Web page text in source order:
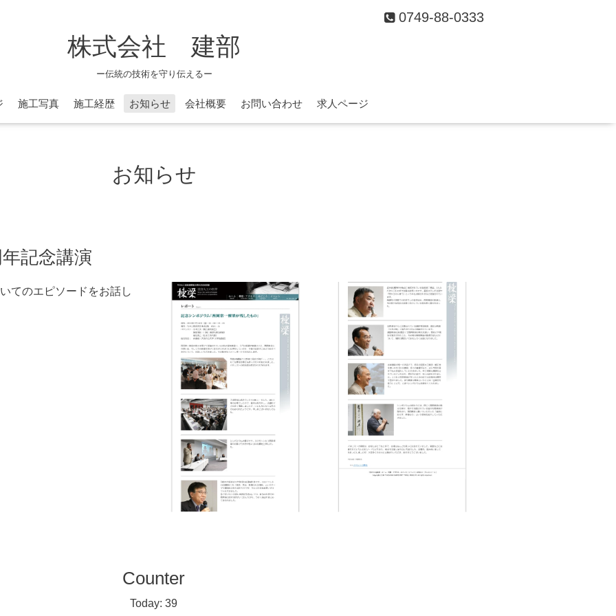
0749-88-0333
株式会社 建部
ー伝統の技術を守り伝えるー
施工写真 施工経歴 お知らせ 会社概要 お問い合わせ 求人ページ
お知らせ
記念講演
てのエピソードをお話し
Counter
Today:39